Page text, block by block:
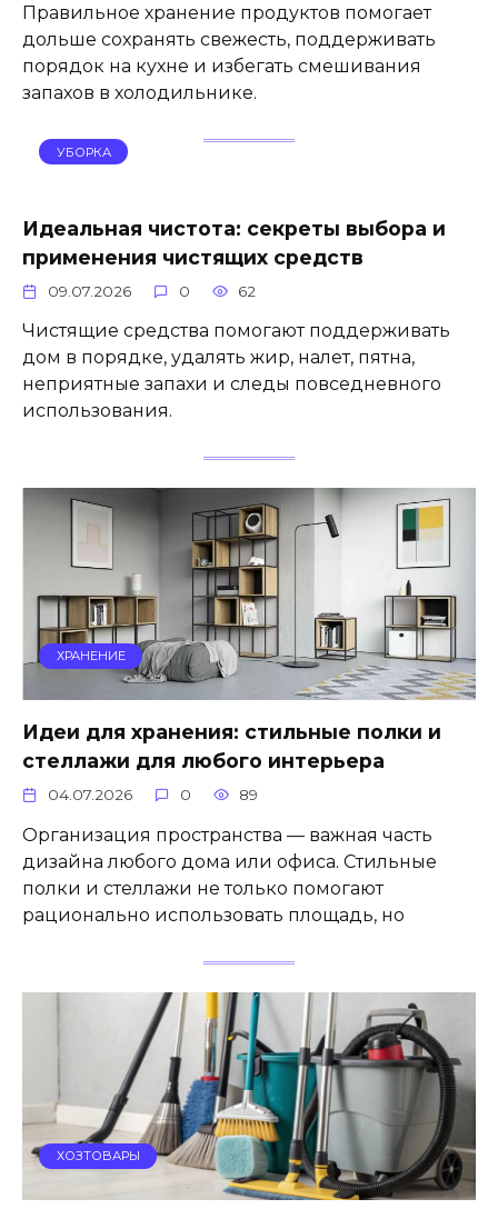
Правильное хранение продуктов помогает
дольше сохранять свежесть, поддерживать
порядок на кухне и избегать смешивания
запахов в холодильнике.
УБОРКА
Идеальная чистота: секреты выбора и
применения чистящих средств
09.07.2026 0 62
Чистящие средства помогают поддерживать
дом в порядке, удалять жир, налет, пятна,
неприятные запахи и следы повседневного
использования.
ХРАНЕНИЕ
Идеи для хранения: стильные полки и
стеллажи для любого интерьера
04.07.2026 0 89
Организация пространства — важная часть
дизайна любого дома или офиса. Стильные
полки и стеллажи не только помогают
рационально использовать площадь, но
ХОЗТОВАРЫ